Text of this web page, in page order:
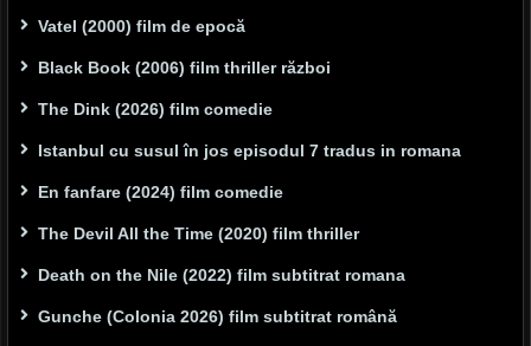
Vatel (2000) film de epocă
Black Book (2006) film thriller război
The Dink (2026) film comedie
Istanbul cu susul în jos episodul 7 tradus in romana
En fanfare (2024) film comedie
The Devil All the Time (2020) film thriller
Death on the Nile (2022) film subtitrat romana
Gunche (Colonia 2026) film subtitrat română